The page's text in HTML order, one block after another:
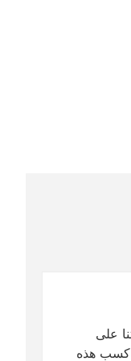
على
‏‫اكسب هذه